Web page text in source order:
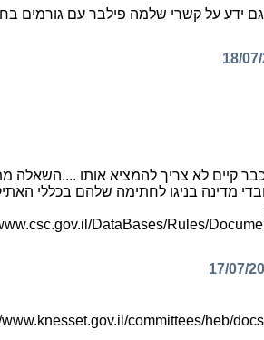
גם ידע על קשרי שלמה פילבר עם גורמים
18/
קיים לא צריך להמציא אותו ....השאלה
מדינה בניגו לחתימה שלהם בכללי
DataBases/Rules/
17/07/
www.knesset.gov.il/committees/heb/